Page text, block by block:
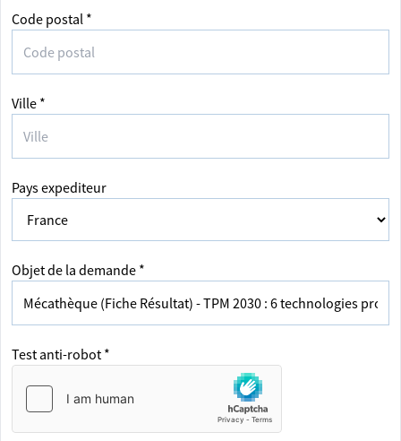
Code postal *
Ville *
Pays expediteur
Objet de la demande *
Test anti-robot *